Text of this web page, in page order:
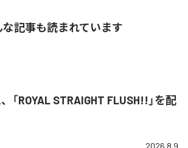
な記事も読まれています
「ROYAL STRAIGHT FLUSH!!」を配